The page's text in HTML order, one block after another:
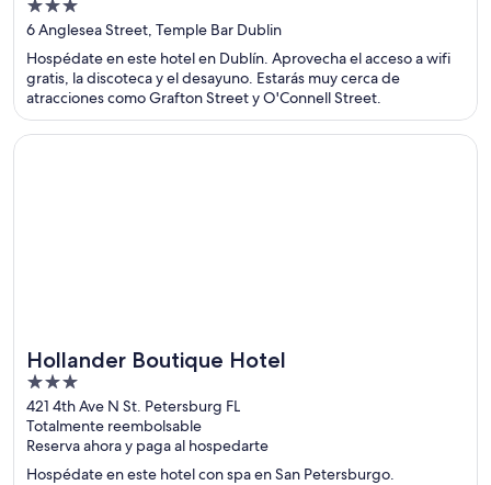
3
out
of
5
6 Anglesea Street, Temple Bar Dublin
Hospédate en este hotel en Dublín. Aprovecha el acceso a wifi
gratis, la discoteca y el desayuno. Estarás muy cerca de
atracciones como Grafton Street y O'Connell Street.
Hollander Boutique Hotel
3
out
of
5
421 4th Ave N St. Petersburg FL
Totalmente reembolsable
Reserva ahora y paga al hospedarte
Hospédate en este hotel con spa en San Petersburgo.
Se abre en una nueva ventana
Hollander Boutique Hotel